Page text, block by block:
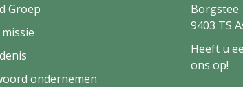
Groep
ondernemen
Borgstee
9403 TS
Heeft u
ons op!